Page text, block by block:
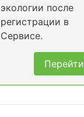
экологии после
регистрации в
Сервисе.
Перейти